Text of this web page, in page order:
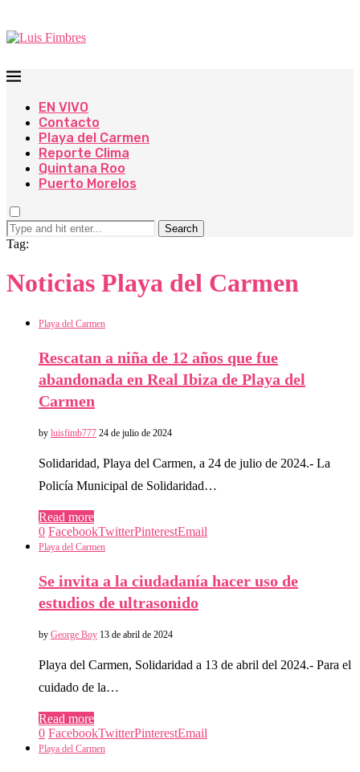
EN VIVO
Contacto
Playa del Carmen
Reporte Clima
Quintana Roo
Puerto Morelos
Search
Tag:
Noticias Playa del Carmen
Playa del Carmen
Rescatan a niña de 12 años que fue
abandonada en Real Ibiza de Playa del
Carmen
by luisfimb777 24 de julio de 2024
Solidaridad, Playa del Carmen, a 24 de julio de 2024.- La
Policía Municipal de Solidaridad…
Read more
0 FacebookTwitterPinterestEmail
Playa del Carmen
Se invita a la ciudadanía hacer uso de
estudios de ultrasonido
by George Boy 13 de abril de 2024
Playa del Carmen, Solidaridad a 13 de abril del 2024.- Para el
cuidado de la…
Read more
0 FacebookTwitterPinterestEmail
Playa del Carmen